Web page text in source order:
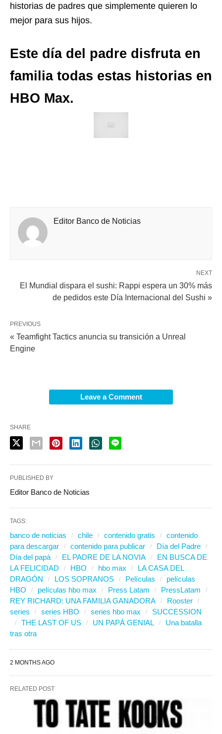
historias de padres que simplemente quieren lo
mejor para sus hijos.
Este día del padre disfruta en
familia todas estas historias en
HBO Max.
Editor Banco de Noticias
NEXT
El Mundial dispara el sushi: Rappi espera un 30% más
de pedidos este Día Internacional del Sushi »
PREVIOUS
« Teamfight Tactics anuncia su transición a Unreal
Engine
Leave a Comment
SHARE
PUBLISHED BY
Editor Banco de Noticias
TAGS:
banco de noticias chile contenido gratis
contenido
para descargar
contenido para publicar
Día del Padre
Día del papá
EL PADRE DE LA NOVIA
EN BUSCA DE
LA FELICIDAD
HBO hbo max
LA CASA DEL
DRAGÓN
LOS SOPRANOS Películas
películas
HBO
películas hbo max Press Latam
PressLatam
REY RICHARD: UNA FAMILIA GANADORA
Rooster
series
series HBO series hbo max
SUCCESSION
THE LAST OF US
UN PAPÁ GENIAL
Una batalla
tras otra
2 MONTHS AGO
RELATED POST